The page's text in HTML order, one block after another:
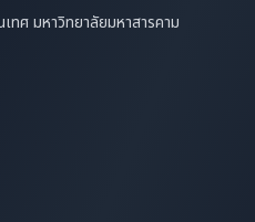
ทศ มหาวิทยาลัยมหาสารคาม